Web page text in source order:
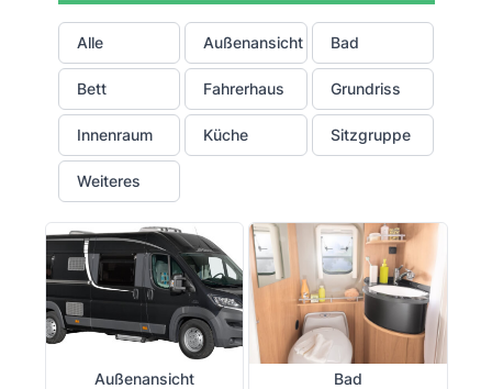
Alle Außenansicht Bad
Bett Fahrerhaus Grundriss
Innenraum Küche Sitzgruppe
Weiteres
Außenansicht Bad